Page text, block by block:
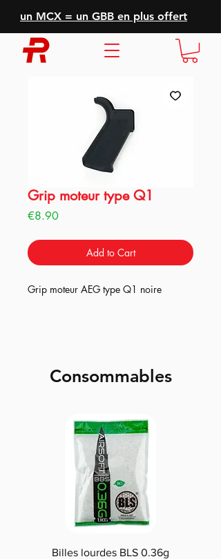
un MCX = un GBB en plus offert
Grip moteur type Q1
€8.90Price
Add to Cart
Grip moteur AEG type Q1 noire
Consommables
Billes lourdes BLS 0.36g